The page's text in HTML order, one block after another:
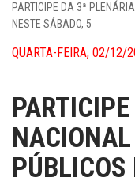
PARTICIPE DA 3ª
NESTE SÁBADO, 5
QUARTA-FEIRA, 02/12/
NACIONAL
PÚBLICOS